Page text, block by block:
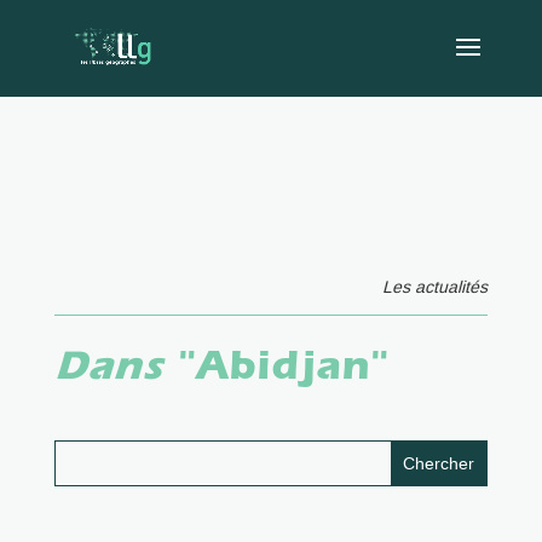
Les actualités
Dans"Abidjan"